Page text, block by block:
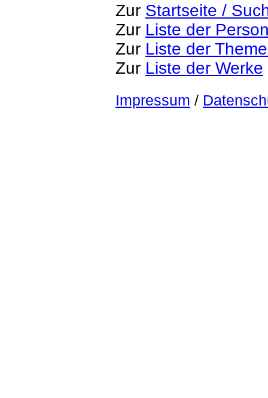
Zur Startseite /
Zur Liste der
Zur Liste der
Zur Liste der Werke
Impressum /